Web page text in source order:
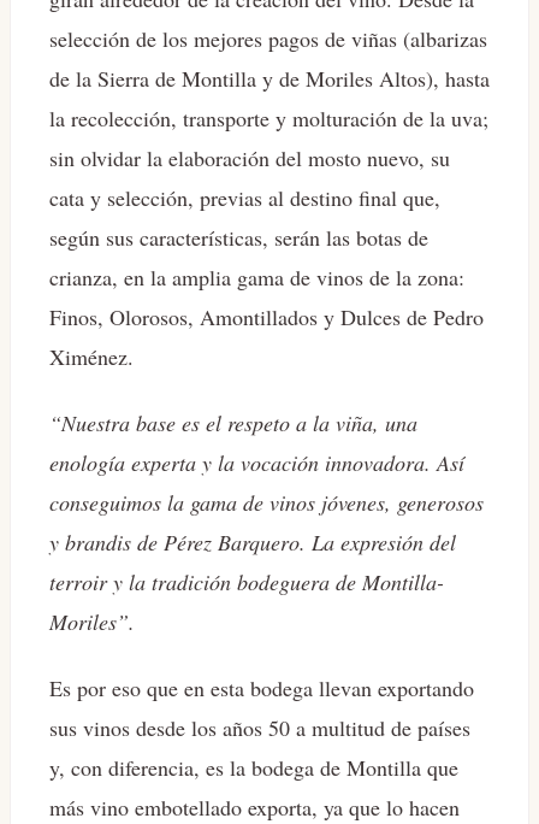
selección de los mejores pagos de viñas (albarizas
de la Sierra de Montilla y de Moriles Altos), hasta
la recolección, transporte y molturación de la uva;
sin olvidar la elaboración del mosto nuevo, su
cata y selección, previas al destino final que,
según sus características, serán las botas de
crianza, en la amplia gama de vinos de la zona:
Finos, Olorosos, Amontillados y Dulces de Pedro
Ximénez.
“Nuestra base es el respeto a la viña, una
enología experta y la vocación innovadora. Así
conseguimos la gama de vinos jóvenes, generosos
y brandis de Pérez Barquero. La expresión del
terroir y la tradición bodeguera de Montilla-
Moriles”.
Es por eso que en esta bodega llevan exportando
sus vinos desde los años 50 a multitud de países
y, con diferencia, es la bodega de Montilla que
más vino embotellado exporta, ya que lo hacen